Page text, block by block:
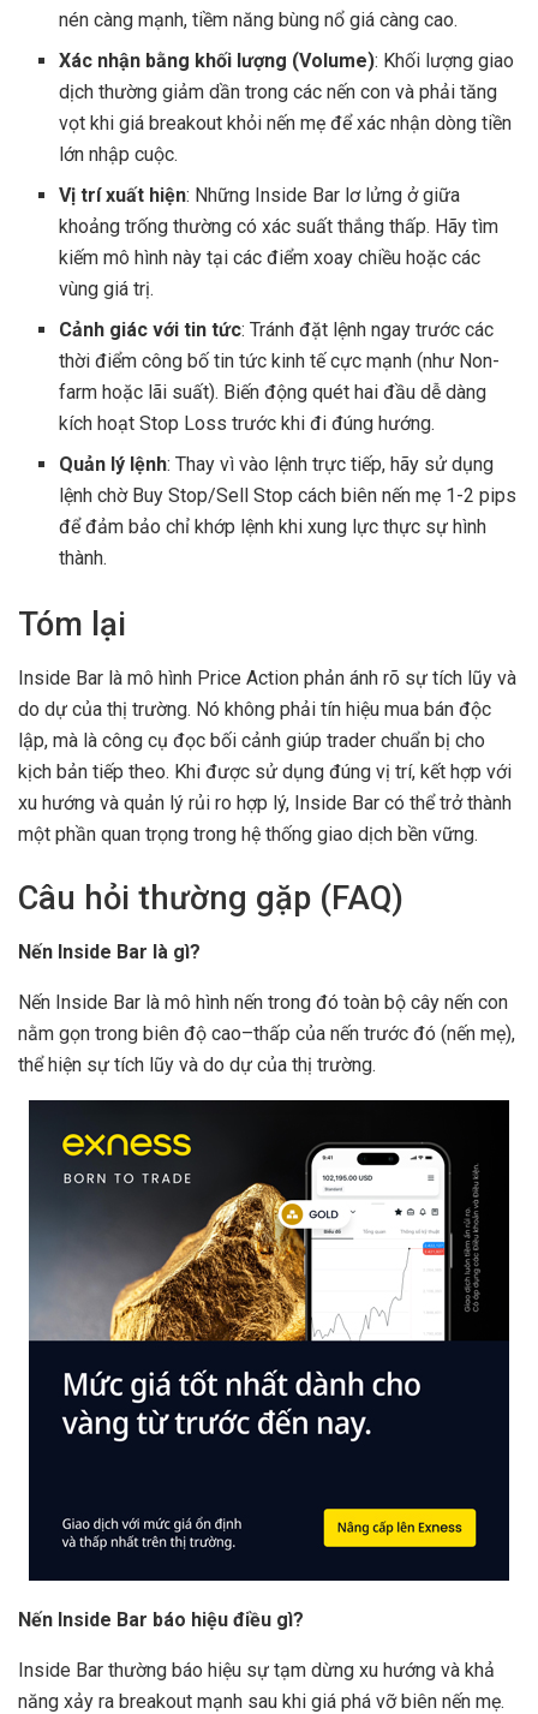
nén càng mạnh, tiềm năng bùng nổ giá càng cao.
Xác nhận bằng khối lượng (Volume): Khối lượng giao
dịch thường giảm dần trong các nến con và phải tăng
vọt khi giá breakout khỏi nến mẹ để xác nhận dòng tiền
lớn nhập cuộc.
Vị trí xuất hiện: Những Inside Bar lơ lửng ở giữa
khoảng trống thường có xác suất thắng thấp. Hãy tìm
kiếm mô hình này tại các điểm xoay chiều hoặc các
vùng giá trị.
Cảnh giác với tin tức: Tránh đặt lệnh ngay trước các
thời điểm công bố tin tức kinh tế cực mạnh (như Non-
farm hoặc lãi suất). Biến động quét hai đầu dễ dàng
kích hoạt Stop Loss trước khi đi đúng hướng.
Quản lý lệnh: Thay vì vào lệnh trực tiếp, hãy sử dụng
lệnh chờ Buy Stop/Sell Stop cách biên nến mẹ 1-2 pips
để đảm bảo chỉ khớp lệnh khi xung lực thực sự hình
thành.
Tóm lại
Inside Bar là mô hình Price Action phản ánh rõ sự tích lũy và
do dự của thị trường. Nó không phải tín hiệu mua bán độc
lập, mà là công cụ đọc bối cảnh giúp trader chuẩn bị cho
kịch bản tiếp theo. Khi được sử dụng đúng vị trí, kết hợp với
xu hướng và quản lý rủi ro hợp lý, Inside Bar có thể trở thành
một phần quan trọng trong hệ thống giao dịch bền vững.
Câu hỏi thường gặp (FAQ)
Nến Inside Bar là gì?
Nến Inside Bar là mô hình nến trong đó toàn bộ cây nến con
nằm gọn trong biên độ cao–thấp của nến trước đó (nến mẹ),
thể hiện sự tích lũy và do dự của thị trường.
Nến Inside Bar báo hiệu điều gì?
Inside Bar thường báo hiệu sự tạm dừng xu hướng và khả
năng xảy ra breakout mạnh sau khi giá phá vỡ biên nến mẹ.